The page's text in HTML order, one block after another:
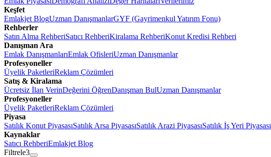
Keşfet
Emlakjet BlogUzman DanışmanlarGYF (Gayrimenkul Yatırım Fonu)
Rehberler
Satın Alma RehberiSatıcı RehberiKiralama RehberiKonut Kredisi Rehberi
Danışman Ara
Emlak DanışmanlarıEmlak OfisleriUzman Danışmanlar
Profesyoneller
Üyelik PaketleriReklam Çözümleri
Satış & Kiralama
Ücretsiz İlan VerinDeğerini ÖğrenDanışman BulUzman Danışmanlar
Profesyoneller
Üyelik PaketleriReklam Çözümleri
Piyasa
Satılık Konut PiyasasıSatılık Arsa PiyasasıSatılık Arazi PiyasasıSatılık İş Yeri Piyasası
Kaynaklar
Satıcı RehberiEmlakjet Blog
Filtrele3